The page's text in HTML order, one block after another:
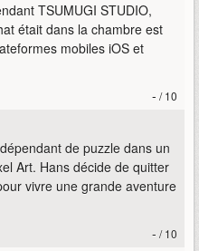
TSUMUGI STUDIO,
était dans la chambre est
mobiles iOS et
- / 10
de puzzle dans un
Art. Hans décide de quitter
vivre une grande aventure
- / 10